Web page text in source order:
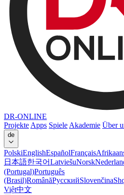
DR-ONLINE
Projekte Apps Spiele Akademie Über
de
PolskiEnglishEspañolFrançais
日本語한국어LatviešuNorsk
(Portugal)Português
(Brasil)RomânăРусскийSlovenčina
Việt中文